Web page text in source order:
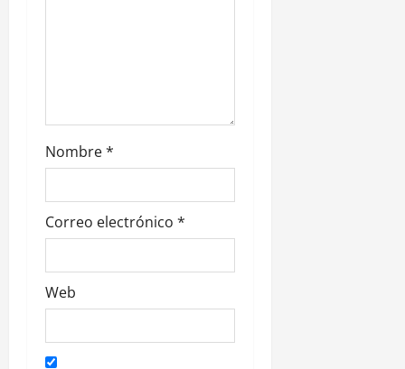
a
s
Nombre*
Correo electrónico *
Web